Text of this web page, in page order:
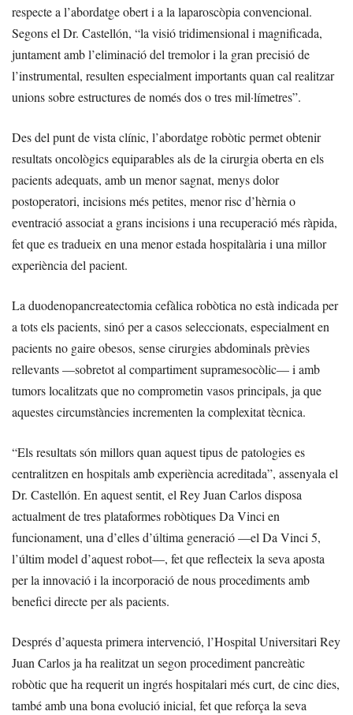
respecte a l’abordatge obert i a la laparoscòpia convencional.
Segons el Dr. Castellón, “la visió tridimensional i magnificada,
juntament amb l’eliminació del tremolor i la gran precisió de
l’instrumental, resulten especialment importants quan cal realitzar
unions sobre estructures de només dos o tres mil·límetres”.
Des del punt de vista clínic, l’abordatge robòtic permet obtenir
resultats oncològics equiparables als de la cirurgia oberta en els
pacients adequats, amb un menor sagnat, menys dolor
postoperatori, incisions més petites, menor risc d’hèrnia o
eventració associat a grans incisions i una recuperació més ràpida,
fet que es tradueix en una menor estada hospitalària i una millor
experiència del pacient.
La duodenopancreatectomia cefàlica robòtica no està indicada per
a tots els pacients, sinó per a casos seleccionats, especialment en
pacients no gaire obesos, sense cirurgies abdominals prèvies
rellevants —sobretot al compartiment supramesocòlic— i amb
tumors localitzats que no comprometin vasos principals, ja que
aquestes circumstàncies incrementen la complexitat tècnica.
“Els resultats són millors quan aquest tipus de patologies es
centralitzen en hospitals amb experiència acreditada”, assenyala el
Dr. Castellón. En aquest sentit, el Rey Juan Carlos disposa
actualment de tres plataformes robòtiques Da Vinci en
funcionament, una d’elles d’última generació —el Da Vinci 5,
l’últim model d’aquest robot—, fet que reflecteix la seva aposta
per la innovació i la incorporació de nous procediments amb
benefici directe per als pacients.
Després d’aquesta primera intervenció, l’Hospital Universitari Rey
Juan Carlos ja ha realitzat un segon procediment pancreàtic
robòtic que ha requerit un ingrés hospitalari més curt, de cinc dies,
també amb una bona evolució inicial, fet que reforça la seva